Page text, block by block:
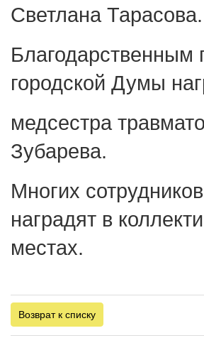
Светлана Тарасова.
Благодарственным
городской Думы
медсестра
Зубарева.
Многих
наградят в
местах.
Возврат к списку